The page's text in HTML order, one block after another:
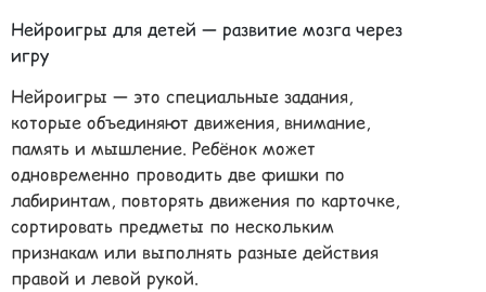
Нейроигры для детей — развитие мозга через
игру
Нейроигры — это специальные задания,
которые объединяют движения, внимание,
память и мышление. Ребёнок может
одновременно проводить две фишки по
лабиринтам, повторять движения по карточке,
сортировать предметы по нескольким
признакам или выполнять разные действия
правой и левой рукой.